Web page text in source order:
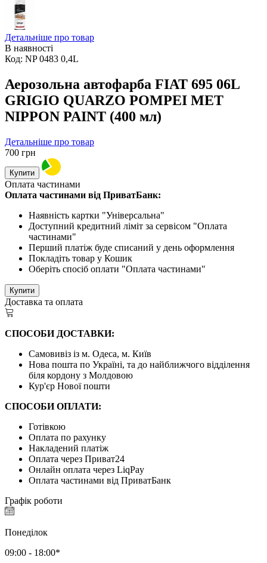
Детальніше про товар
В наявності
Код: NP 0483 0,4L
Аерозольна автофарба FIAT 695 06L
GRIGIO QUARZO POMPEI MET
NIPPON PAINT (400 мл)
Детальніше про товар
700 грн
Купити
Оплата частинами
Оплата частинами від ПриватБанк:
Наявність картки "Універсальна"
Доступний кредитний ліміт за сервісом "Оплата
частинами"
Перший платіж буде списаний у день оформлення
Покладіть товар у Кошик
Оберіть спосіб оплати "Оплата частинами"
Купити
Доставка та оплата
СПОСОБИ ДОСТАВКИ:
Самовивіз із м. Одеса, м. Київ
Нова пошта по Україні, та до найближчого відділення
біля кордону з Молдовою
Кур'єр Нової пошти
СПОСОБИ ОПЛАТИ:
Готівкою
Оплата по рахунку
Накладений платіж
Оплата через Приват24
Онлайн оплата через LiqPay
Оплата частинами від ПриватБанк
Графік роботи
Понеділок
09:00 - 18:00*